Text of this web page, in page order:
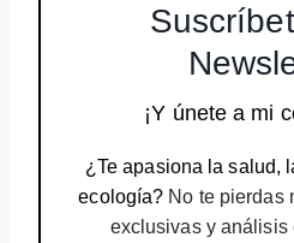
¡Y únete a mi
¿Te apasiona la salud,
ecología? No te pierdas
exclusivas y análisis